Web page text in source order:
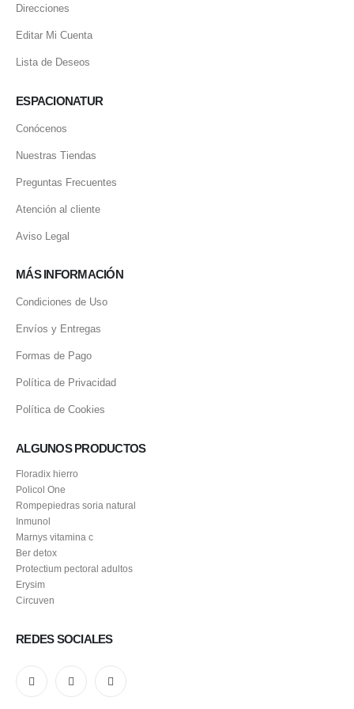
Direcciones
Editar Mi Cuenta
Lista de Deseos
ESPACIONATUR
Conócenos
Nuestras Tiendas
Preguntas Frecuentes
Atención al cliente
Aviso Legal
MÁS INFORMACIÓN
Condiciones de Uso
Envíos y Entregas
Formas de Pago
Política de Privacidad
Política de Cookies
ALGUNOS PRODUCTOS
Floradix hierro
Policol One
Rompepiedras soria natural
Inmunol
Marnys vitamina c
Ber detox
Protectium pectoral adultos
Erysim
Circuven
REDES SOCIALES